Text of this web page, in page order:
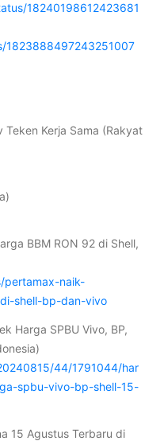
18240198612423681
1823888497243251007
Teken Kerja Sama (Rakyat
BBM RON 92 di Shell,
pertamax-naik-
shell-bp-dan-vivo
Harga SPBU Vivo, BP,
44/1791044/har
spbu-vivo-bp-shell-15-
15 Agustus Terbaru di